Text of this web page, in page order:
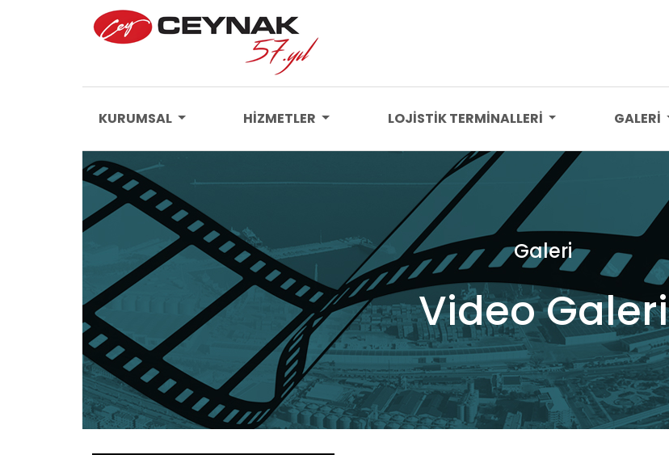
KURUMSAL HİZMETLER LOJİSTİK TERMİNALLERİ GALERİ
Galeri
Video Galeri